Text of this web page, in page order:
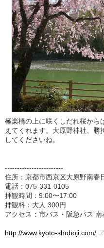
極楽橋の上に咲くしだれ桜から
えてくれます。大原野神社、
してくださいね。
------------------------
住所：京都市西京区大原野南春
電話：075-331-0105
拝観時間：9:00〜17:00
拝観料：大人 300円
アクセス：市バス・阪急バス
http://www.kyoto-shoboji.com/